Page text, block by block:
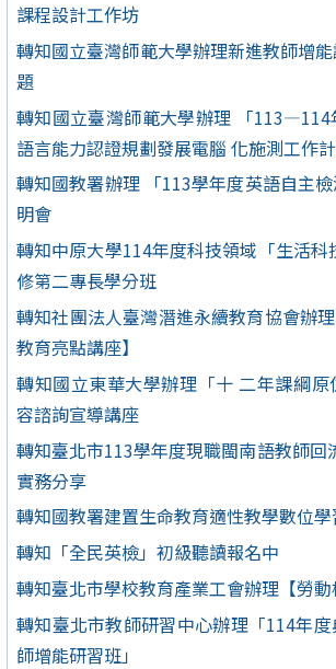
課程設計工作坊
轉知國立臺灣師範大學辦理新進教師增
題
轉知國立臺灣師範大學辦理 「
語言能力認證規劃發展電腦 化施測工作
轉知國教署辦理 「113學年度英語自主
明會
轉知中原大學114年度科技領域「生活科
修第二專長學分班
轉知社團法人臺灣潛進永續教育協會辦
教育亮點講座】
轉知國立東華大學辦理「十 二年課綱
容諮詢宣導講座
轉知臺北市113學年度現職閩南語教師回
實務分享
轉知國教署建置生命教育適性教學數位
轉知「全民英檢」初級聽讀報名中
轉知臺北市學校教育產業工會辦理【勞動
轉知臺北市教師研習中心辦理「114年
師增能研習班」